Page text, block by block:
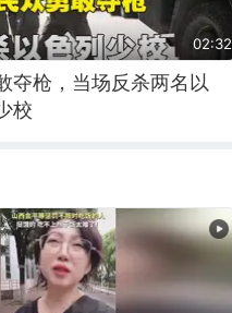
02:32
夺枪，当场反杀两名以
校